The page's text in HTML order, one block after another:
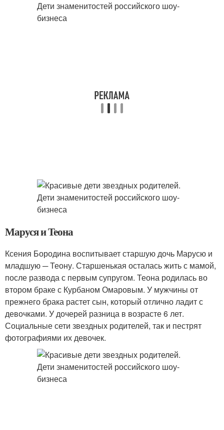
Маруся и Теона
Ксения Бородина воспитывает старшую дочь Марусю и
младшую ─ Теону. Старшенькая осталась жить с мамой,
после развода с первым супругом. Теона родилась во
втором браке с Курбаном Омаровым. У мужчины от
прежнего брака растет сын, который отлично ладит с
девочками. У дочерей разница в возрасте 6 лет.
Социальные сети звездных родителей, так и пестрят
фотографиями их девочек.